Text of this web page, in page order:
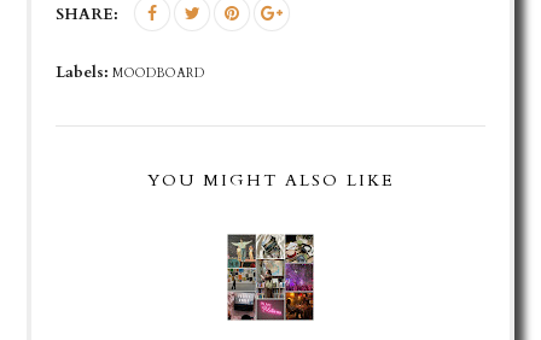
SHARE:
Labels:MOODBOARD
YOU MIGHT ALSO LIKE